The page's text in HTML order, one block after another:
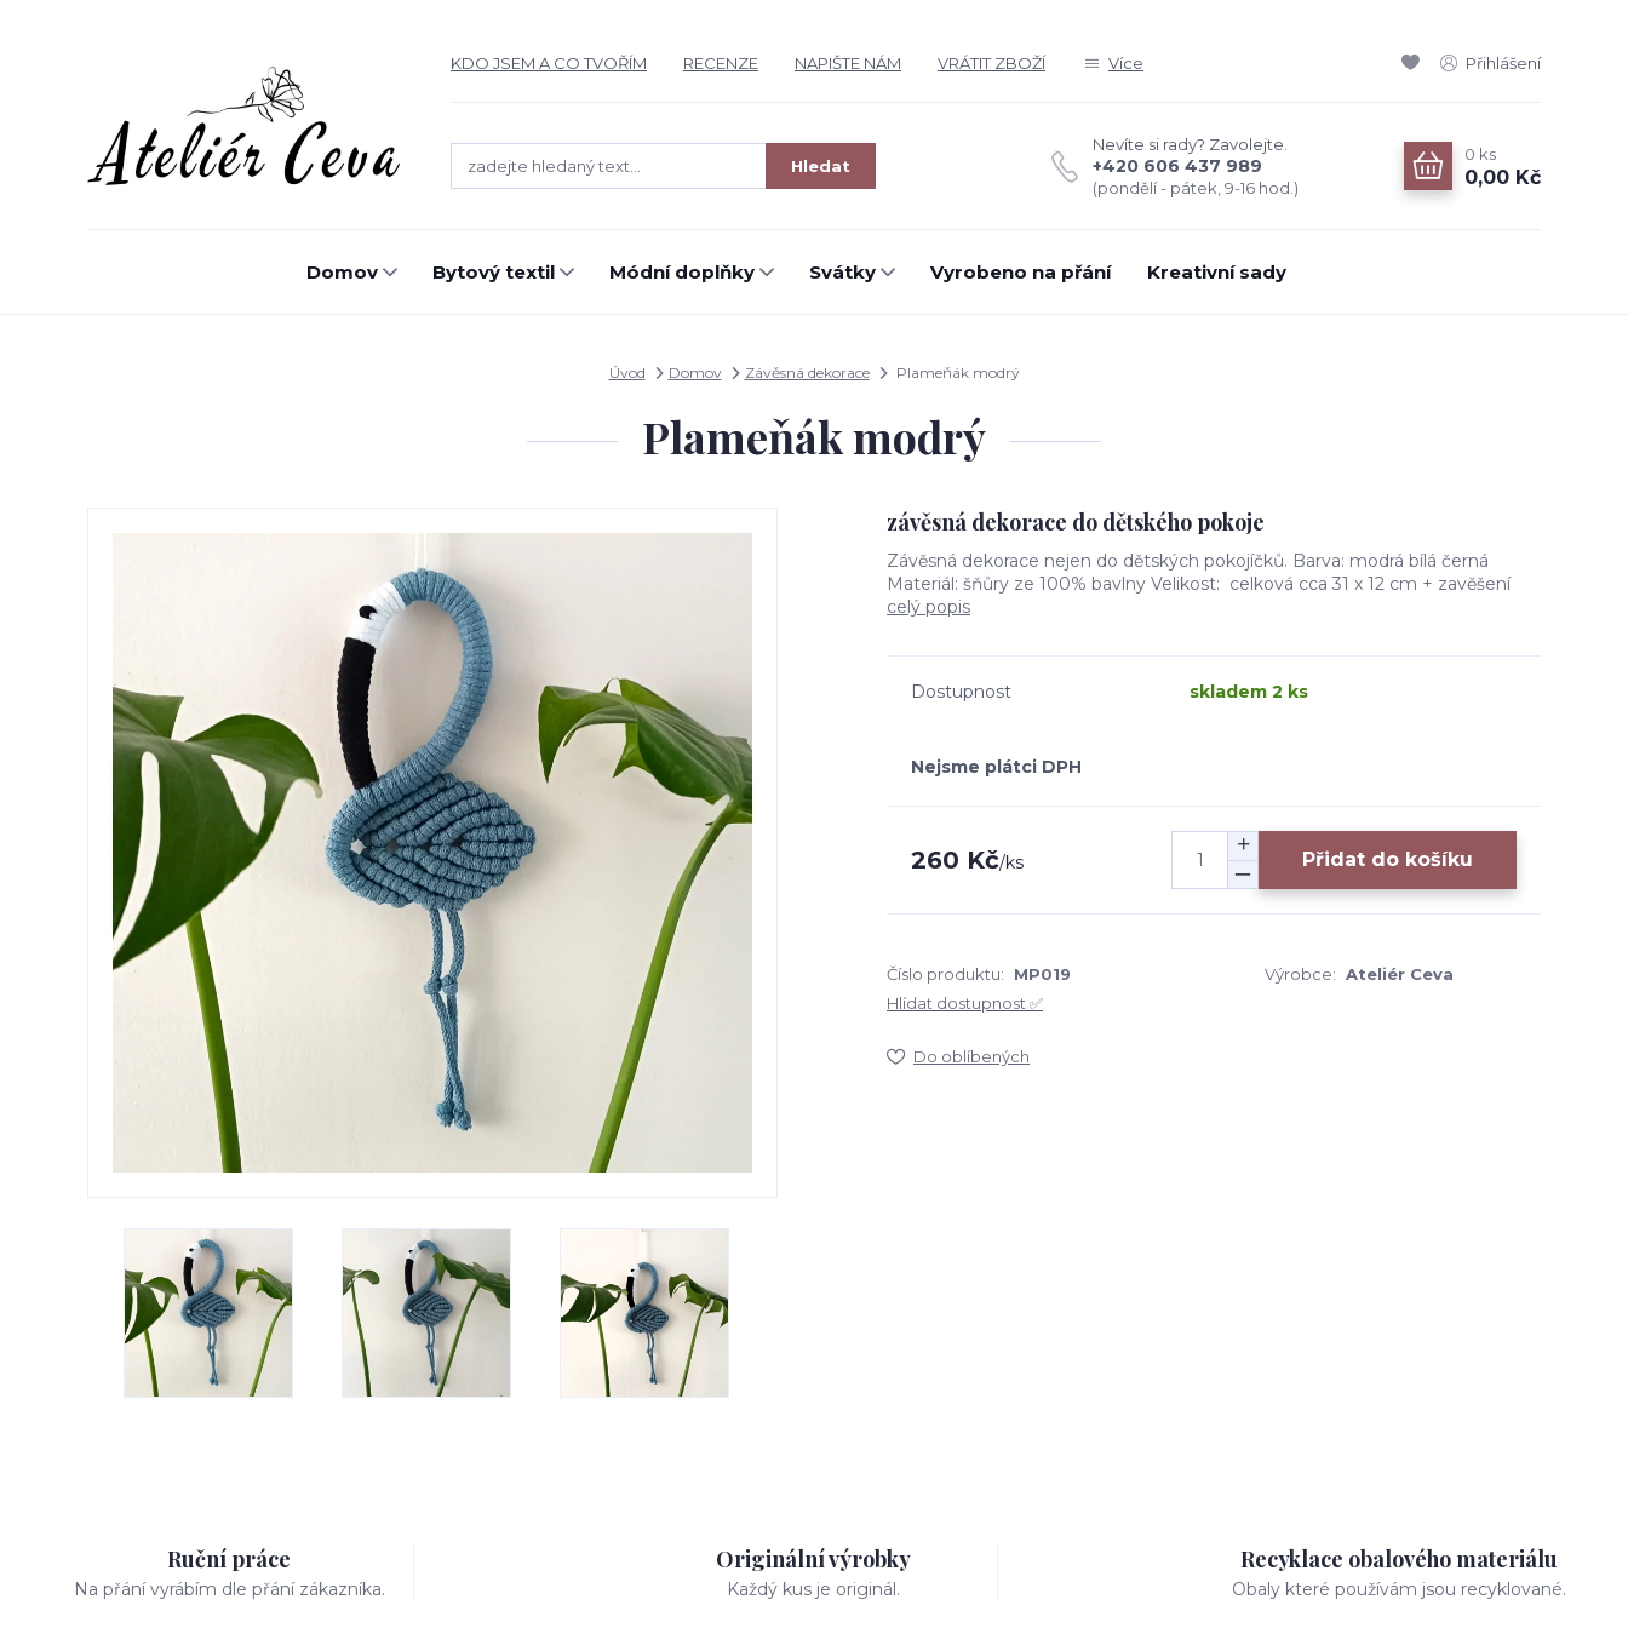
KDO JSEM A CO TVOŘÍM RECENZE NAPIŠTE NÁM VRÁTIT ZBOŽÍ Více Přihlášení
Hledat
Nevíte si rady? Zavolejte.
+420 606 437 989
(pondělí - pátek, 9-16 hod.)
0 ks
0,00 Kč
Domov Bytový textil Módní doplňky Svátky Vyrobeno na přání Kreativní sady
Úvod Domov Závěsná dekorace Plameňák modrý
Plameňák modrý
závěsná dekorace do dětského pokoje
Závěsná dekorace nejen do dětských pokojíčků. Barva: modrá bílá černá
Materiál: šňůry ze 100% bavlny Velikost: celková cca 31 x 12 cm + zavěšení
celý popis
Dostupnost skladem 2 ks
Nejsme plátci DPH
260 Kč/ks Přidat do košíku
Číslo produktu: MP019 Výrobce: Ateliér Ceva
Hlídat dostupnost ✅
Do oblíbených
Ruční práce
Na přání vyrábím dle přání zákazníka.
Originální výrobky
Každý kus je originál.
Recyklace obalového materiálu
Obaly které používám jsou recyklované.